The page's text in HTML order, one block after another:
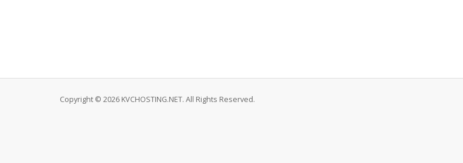
Copyright © 2026 KVCHOSTING.NET. All Rights Reserved.